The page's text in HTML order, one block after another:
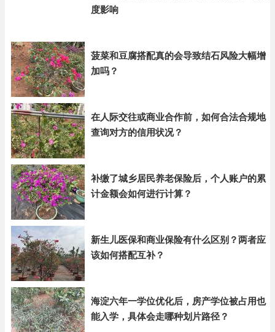
度影响
菠菜和豆腐搭配真的会导致结石风险大幅增
加吗？
在人际交往或商业合作前，如何合法合规地
查询对方的信用状况？
补缴了城乡居民养老保险后，个人账户的累
计金额会如何进行计算？
新生儿医保和商业保险有什么区别？两者应
该如何搭配互补？
海淀六年一学位优化后，房产学位被占用也
能入学，具体会走哪种划片路径？